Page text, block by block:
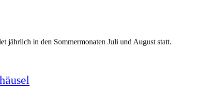
jährlich in den Sommermonaten Juli und August statt.